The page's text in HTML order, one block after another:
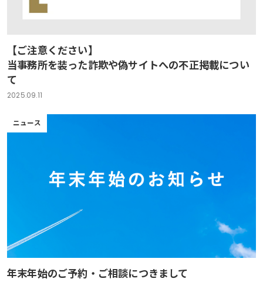
【ご注意ください】
当事務所を装った詐欺や偽サイトへの不正掲載につい
て
2025.09.11
ニュース
年末年始のご予約・ご相談につきまして